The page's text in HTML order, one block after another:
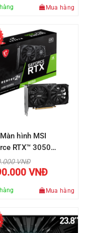
Mua hàng
hình MSI
RTX™ 3050
2X 6G OC
VNĐ
Giá
gốc
là:
VNĐGiá
hiện
là:
5.090.000
Mua hàng